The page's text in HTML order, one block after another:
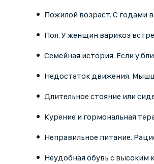
Пожилой возраст. С годами
Пол. У женщин варикоз
Семейная история. Если у
Недостаток движения.
Длительное стояние или
Курение и гормональная
Неправильное питание.
Неудобная обувь с высоким